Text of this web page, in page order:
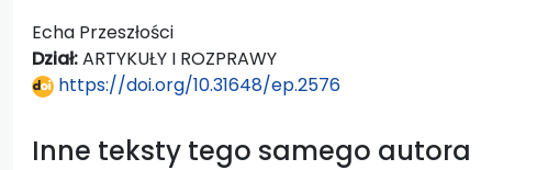
Echa Przeszłości
Dział:ARTYKUŁY I ROZPRAWY
https://doi.org/10.31648/ep.2576
Inne teksty tego samego autora